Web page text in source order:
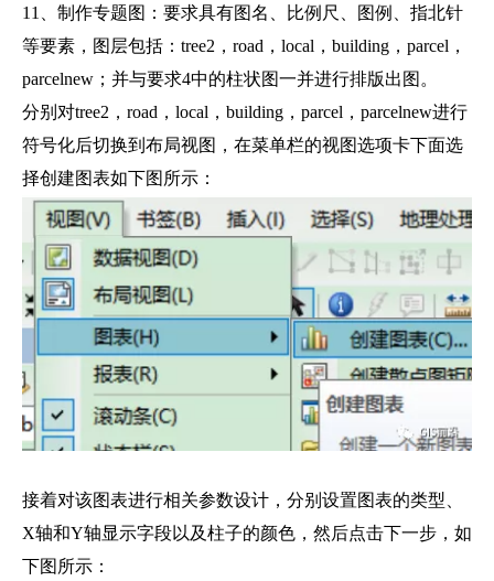
11、制作专题图：要求具有图名、比例尺、图例、指北针
等要素，图层包括：tree2，road，local，building，parcel，
parcelnew；并与要求4中的柱状图一并进行排版出图。
分别对tree2，road，local，building，parcel，parcelnew进行
符号化后切换到布局视图，在菜单栏的视图选项卡下面选
择创建图表如下图所示：
接着对该图表进行相关参数设计，分别设置图表的类型、
X轴和Y轴显示字段以及柱子的颜色，然后点击下一步，如
下图所示：